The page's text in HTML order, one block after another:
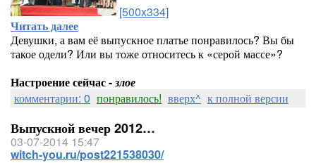
[500x334]
Читать далее
Девушки, а вам её выпускное платье понравилось? Вы бы
такое одели? Или вы тоже относитесь к «серой массе»?
Настроение сейчас -злое
комментарии: 0 понравилось! вверх^ к полной версии
Выпускной вечер 2012…
03-07-2014 15:47
witch-you.ru/post221538030/